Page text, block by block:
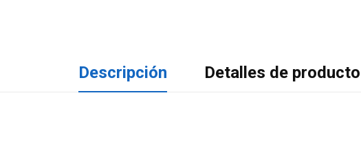
Descripción Detalles de producto